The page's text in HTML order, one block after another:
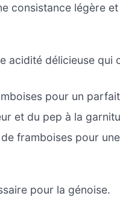
consistance légère
acidité délicieuse qui
pour un
et du pep à la
framboises pour
pour la génoise.